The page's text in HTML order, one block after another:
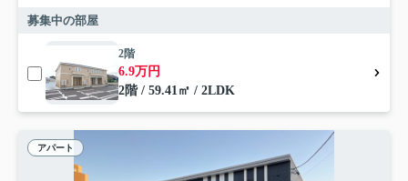
募集中の部屋
2階
6.9万円
2階 / 59.41㎡ / 2LDK
アパート